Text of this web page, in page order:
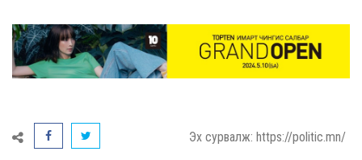
Эх сурвалж: https://politic.mn/